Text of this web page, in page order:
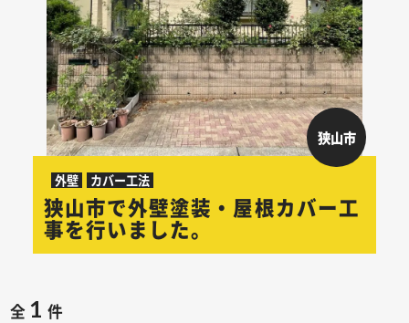
狭山市
外壁 カバー工法
狭山市で外壁塗装・屋根カバー工
事を行いました。
全 1 件